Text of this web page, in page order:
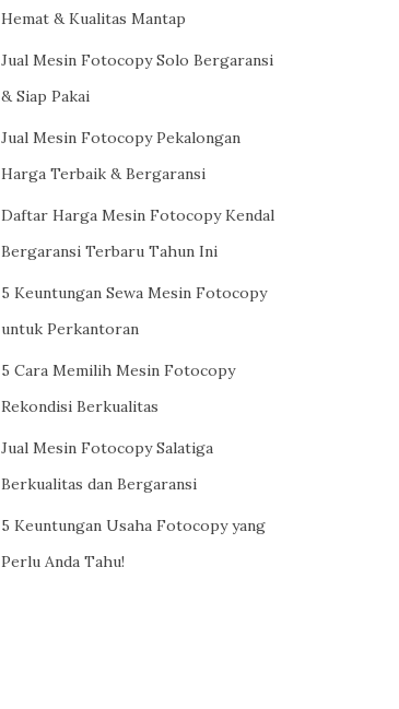
Hemat & Kualitas Mantap
Jual Mesin Fotocopy Solo Bergaransi
& Siap Pakai
Jual Mesin Fotocopy Pekalongan
Harga Terbaik & Bergaransi
Daftar Harga Mesin Fotocopy Kendal
Bergaransi Terbaru Tahun Ini
5 Keuntungan Sewa Mesin Fotocopy
untuk Perkantoran
5 Cara Memilih Mesin Fotocopy
Rekondisi Berkualitas
Jual Mesin Fotocopy Salatiga
Berkualitas dan Bergaransi
5 Keuntungan Usaha Fotocopy yang
Perlu Anda Tahu!